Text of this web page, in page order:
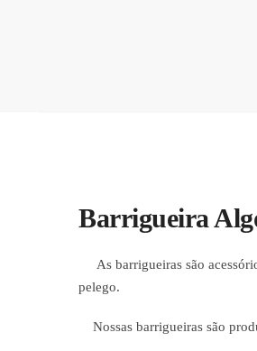
Barrigueira
As barrigueiras são
pelego.
Nossas barrigueiras são